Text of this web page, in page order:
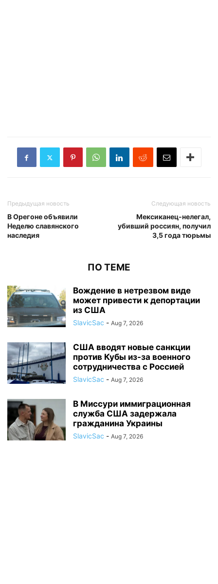
Предыдущая новость
В Орегоне объявили
Неделю славянского
наследия
Следующая новость
Мексиканец-нелегал,
убивший россиян, получил
3,5 года тюрьмы
ПО ТЕМЕ
Вождение в нетрезвом виде
может привести к депортации
из США
SlavicSac - Aug 7, 2026
США вводят новые санкции
против Кубы из-за военного
сотрудничества с Россией
SlavicSac - Aug 7, 2026
В Миссури иммиграционная
служба США задержала
гражданина Украины
SlavicSac - Aug 7, 2026